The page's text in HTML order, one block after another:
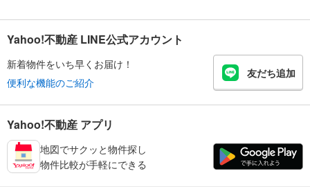
Yahoo!不動産 LINE公式アカウント
新着物件をいち早くお届け！
便利な機能のご紹介
友だち追加
Yahoo!不動産 アプリ
地図でサクッと物件探し
物件比較が手軽にできる